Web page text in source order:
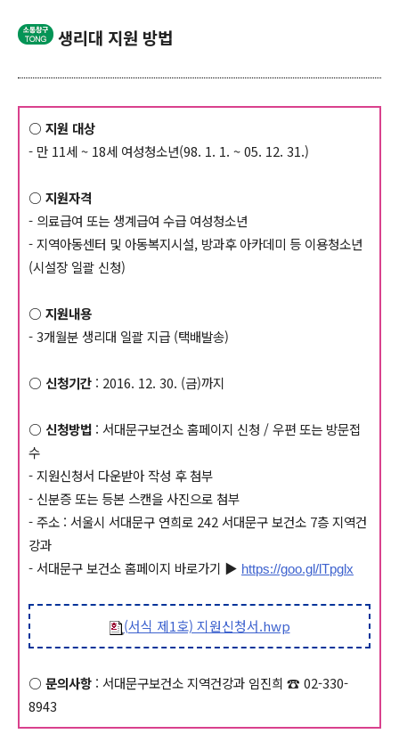
생리대 지원 방법
○ 지원 대상
- 만 11세 ~ 18세 여성청소년(98. 1. 1. ~ 05. 12. 31.)
○ 지원자격
- 의료급여 또는 생계급여 수급 여성청소년
- 지역아동센터 및 아동복지시설, 방과후 아카데미 등 이용청소년
(시설장 일괄 신청)
○ 지원내용
- 3개월분 생리대 일괄 지급 (택배발송)
○ 신청기간 : 2016. 12. 30. (금)까지
○ 신청방법 : 서대문구보건소 홈페이지 신청 / 우편 또는 방문접
수
- 지원신청서 다운받아 작성 후 첨부
- 신분증 또는 등본 스캔을 사진으로 첨부
- 주소 : 서울시 서대문구 연희로 242 서대문구 보건소 7층 지역건
강과
- 서대문구 보건소 홈페이지 바로가기 ▶ https://goo.gl/lTpglx
(서식 제1호) 지원신청서.hwp
○ 문의사항 : 서대문구보건소 지역건강과 임진희 ☎ 02-330-
8943